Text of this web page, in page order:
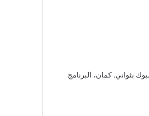
بثواني. كمان، البرنامج